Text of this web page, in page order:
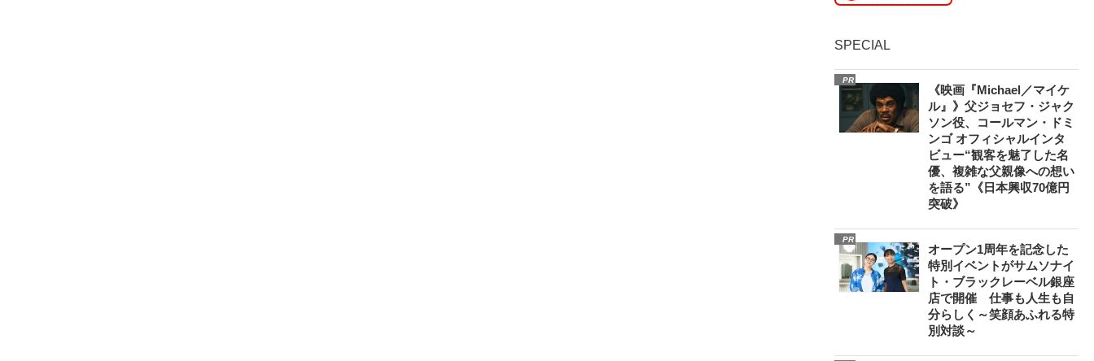
SPECIAL
PR
《映画『Michael／マイケ
ル』》父ジョセフ・ジャク
ソン役、コールマン・ドミ
ンゴ オフィシャルインタ
ビュー“観客を魅了した名
優、複雑な父親像への想い
を語る”《日本興収70億円
突破》
PR
オープン1周年を記念した
特別イベントがサムソナイ
ト・ブラックレーベル銀座
店で開催 仕事も人生も自
分らしく～笑顔あふれる特
別対談～